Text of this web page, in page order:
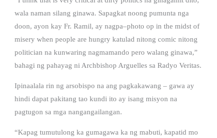
wala naman silang ginawa. Sapagkat noong pumunta nga
doon, ayon kay Fr. Ramil, ay nagpa–photo op in the midst of
misery when people are hungry katulad nitong comic nitong
politician na kunwaring nagmamando pero walang ginawa,”
bahagi ng pahayag ni Archbishop Arguelles sa Radyo Veritas.
Ipinaalala rin ng arsobispo na ang pagkakawang – gawa ay
hindi dapat pakitang tao kundi ito ay isang misyon na
pagtugon sa mga nangangailangan.
“Kapag tumutulong ka gumagawa ka ng mabuti, kapatid mo